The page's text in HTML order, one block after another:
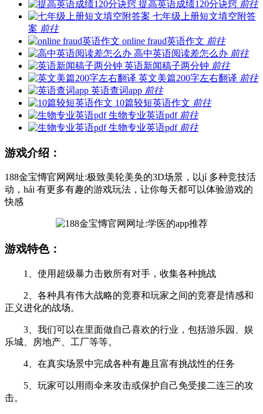
提高英语成绩120分诀窍 前往
七年级上册短文填空附答
案 前往
online fraud英语作文 前往
高中英语阅读差怎么办 前往
英语新闻稿子两分钟 前往
英文美篇200字左右翻译 前往
英语查词app 前往
10篇较短英语作文 前往
生物专业英语pdf 前往
生物专业英语pdf 前往
游戏介绍：
188金宝慱官网网址:极致美轮美奂的3D场景，以jí 多种竞技活
动，hái 有更多有趣的游戏玩法，让你每天都可以体验游戏的
快感
游戏特色：
1、使用超级暴力击败所有对手，收集各种挑战
2、各种具有伟大战略的竞赛和玩家之间的竞赛是情感和
正义进化的战场。
3、我们可以在里面做自己喜欢的行业，包括游乐园、娱
乐城、房地产、工厂等等。
4、在真实场景中完成各种有趣且富有挑战性的任务
5、玩家可以用雨伞来攻击或保护自己免受接二连三的攻
击。